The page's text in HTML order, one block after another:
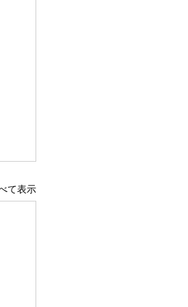
て表示